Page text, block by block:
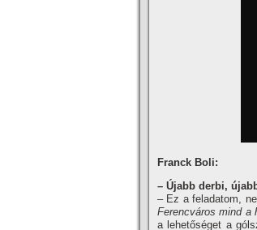
Franck Boli:
– Újabb derbi,
– Ez a feladatom,
Ferencváros mind a
a lehetőséget a